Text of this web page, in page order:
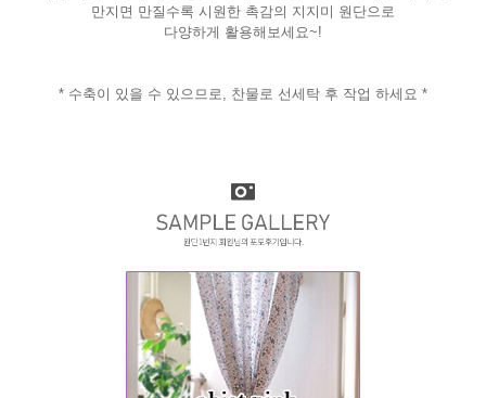
만지면 만질수록 시원한 촉감의 지지미 원단으로
다양하게 활용해보세요~!
* 수축이 있을 수 있으므로, 찬물로 선세탁 후 작업 하세요 *